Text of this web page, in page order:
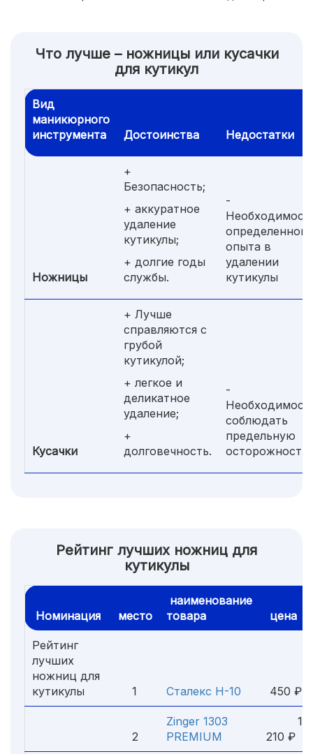
Что лучше – ножницы или кусачки
для кутикул
Вид
маникюрного
инструмента
Достоинства Недостатки
Ножницы
+
Безопасность;
+ аккуратное
удаление
кутикулы;
+ долгие годы
службы.
-
определенного
опыта в
удалении
кутикулы
Кусачки
+ Лучше
справляются с
грубой
кутикулой;
+ легкое и
деликатное
удаление;
+
долговечность.
-
соблюдать
предельную
осторожность
Рейтинг лучших ножниц для
кутикулы
Номинация место
наименование
товара
цена
Рейтинг
лучших
ножниц для
кутикулы
1 Сталекс Н-10 450 ₽
2
Zinger 1303
PREMIUM
1
210 ₽